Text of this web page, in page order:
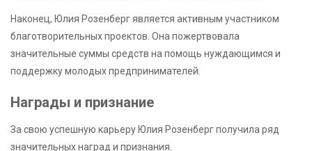
Наконец, Юлия Розенберг является активным участником
благотворительных проектов. Она пожертвовала
значительные суммы средств на помощь нуждающимся и
поддержку молодых предпринимателей.
Награды и признание
За свою успешную карьеру Юлия Розенберг получила ряд
значительных наград и признания.